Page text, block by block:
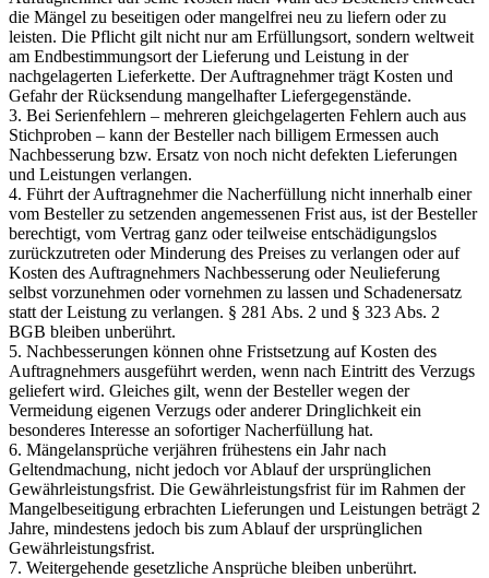
die Mängel zu beseitigen oder mangelfrei neu zu liefern oder zu
leisten. Die Pflicht gilt nicht nur am Erfüllungsort, sondern weltweit
am Endbestimmungsort der Lieferung und Leistung in der
nachgelagerten Lieferkette. Der Auftragnehmer trägt Kosten und
Gefahr der Rücksendung mangelhafter Liefergegenstände.
3. Bei Serienfehlern – mehreren gleichgelagerten Fehlern auch aus
Stichproben – kann der Besteller nach billigem Ermessen auch
Nachbesserung bzw. Ersatz von noch nicht defekten Lieferungen
und Leistungen verlangen.
4. Führt der Auftragnehmer die Nacherfüllung nicht innerhalb einer
vom Besteller zu setzenden angemessenen Frist aus, ist der Besteller
berechtigt, vom Vertrag ganz oder teilweise entschädigungslos
zurückzutreten oder Minderung des Preises zu verlangen oder auf
Kosten des Auftragnehmers Nachbesserung oder Neulieferung
selbst vorzunehmen oder vornehmen zu lassen und Schadenersatz
statt der Leistung zu verlangen. § 281 Abs. 2 und § 323 Abs. 2
BGB bleiben unberührt.
5. Nachbesserungen können ohne Fristsetzung auf Kosten des
Auftragnehmers ausgeführt werden, wenn nach Eintritt des Verzugs
geliefert wird. Gleiches gilt, wenn der Besteller wegen der
Vermeidung eigenen Verzugs oder anderer Dringlichkeit ein
besonderes Interesse an sofortiger Nacherfüllung hat.
6. Mängelansprüche verjähren frühestens ein Jahr nach
Geltendmachung, nicht jedoch vor Ablauf der ursprünglichen
Gewährleistungsfrist. Die Gewährleistungsfrist für im Rahmen der
Mangelbeseitigung erbrachten Lieferungen und Leistungen beträgt 2
Jahre, mindestens jedoch bis zum Ablauf der ursprünglichen
Gewährleistungsfrist.
7. Weitergehende gesetzliche Ansprüche bleiben unberührt.